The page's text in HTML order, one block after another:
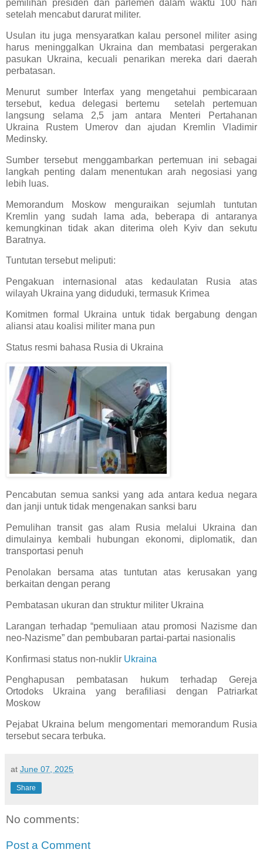
pemilihan presiden dan parlemen dalam waktu 100 hari
setelah mencabut darurat militer.
Usulan itu juga mensyaratkan kalau personel militer asing
harus meninggalkan Ukraina dan membatasi pergerakan
pasukan Ukraina, kecuali penarikan mereka dari daerah
perbatasan.
Menurut sumber Interfax yang mengetahui pembicaraan
tersebut, kedua delegasi bertemu setelah pertemuan
langsung selama 2,5 jam antara Menteri Pertahanan
Ukraina Rustem Umerov dan ajudan Kremlin Vladimir
Medinsky.
Sumber tersebut menggambarkan pertemuan ini sebagai
langkah penting dalam menentukan arah negosiasi yang
lebih luas.
Memorandum Moskow menguraikan sejumlah tuntutan
Kremlin yang sudah lama ada, beberapa di antaranya
kemungkinan tidak akan diterima oleh Kyiv dan sekutu
Baratnya.
Tuntutan tersebut meliputi:
Pengakuan internasional atas kedaulatan Rusia atas
wilayah Ukraina yang diduduki, termasuk Krimea
Komitmen formal Ukraina untuk tidak bergabung dengan
aliansi atau koalisi militer mana pun
Status resmi bahasa Rusia di Ukraina
Pencabutan semua sanksi yang ada antara kedua negara
dan janji untuk tidak mengenakan sanksi baru
Pemulihan transit gas alam Rusia melalui Ukraina dan
dimulainya kembali hubungan ekonomi, diplomatik, dan
transportasi penuh
Penolakan bersama atas tuntutan atas kerusakan yang
berkaitan dengan perang
Pembatasan ukuran dan struktur militer Ukraina
Larangan terhadap “pemuliaan atau promosi Nazisme dan
neo-Nazisme” dan pembubaran partai-partai nasionalis
Konfirmasi status non-nuklir Ukraina
Penghapusan pembatasan hukum terhadap Gereja
Ortodoks Ukraina yang berafiliasi dengan Patriarkat
Moskow
Pejabat Ukraina belum mengomentari memorandum Rusia
tersebut secara terbuka.
at June 07, 2025
Share
No comments:
Post a Comment